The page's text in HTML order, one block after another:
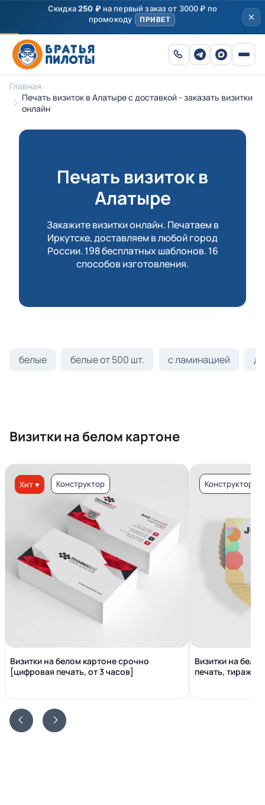
Скидка250 ₽на первый заказ от 3000 ₽ по
промокоду
ПРИВЕТ
Главная
Печать визиток в Алатыре с доставкой - заказать визитки
онлайн
Печать визиток в
Алатыре
Закажите визитки онлайн. Печатаем в
Иркутске, доставляем в любой город
России. 198 бесплатных шаблонов. 16
способов изготовления.
белые белые от 500 шт. с ламинацией
Визитки на белом картоне
Хит ♥ Конструктор
Визитки на белом картоне срочно
[цифровая печать, от 3 часов]
Конструктор
Визитки на
печать, тираж